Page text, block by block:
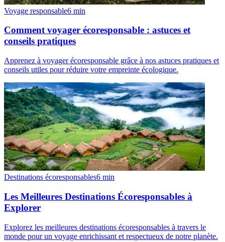
Voyage responsable6 min
Comment voyager écoresponsable : astuces et
conseils pratiques
Apprenez à voyager écoresponsable grâce à nos astuces pratiques et
conseils utiles pour réduire votre empreinte écologique.
Destinations écoresponsables6 min
Les Meilleures Destinations Écoresponsables à
Explorer
Explorez les meilleures destinations écoresponsables à travers le
monde pour un voyage enrichissant et respectueux de notre planète.